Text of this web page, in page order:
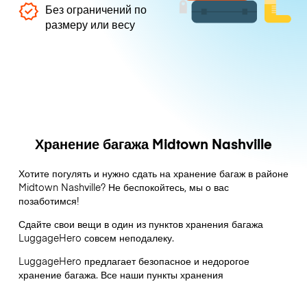
Без ограничений по
размеру или весу
Хранение багажа Midtown Nashville
Хотите погулять и нужно сдать на хранение багаж в районе
Midtown Nashville? Не беспокойтесь, мы о вас
позаботимся!
Сдайте свои вещи в один из пунктов хранения багажа
LuggageHero совсем неподалеку.
LuggageHero предлагает безопасное и недорогое
хранение багажа. Все наши пункты хранения